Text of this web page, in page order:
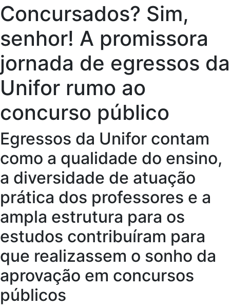
Concursados? Sim,
senhor! A promissora
jornada de egressos da
Unifor rumo ao
concurso público
Egressos da Unifor contam
como a qualidade do ensino,
a diversidade de atuação
prática dos professores e a
ampla estrutura para os
estudos contribuíram para
que realizassem o sonho da
aprovação em concursos
públicos